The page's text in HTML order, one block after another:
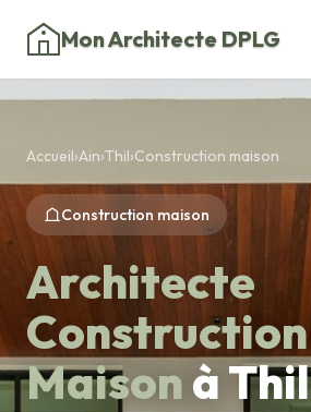
Mon Architecte DPLG
Accueil›Ain›Thil›Construction maison
Construction maison
Architecte
Construction
Maisonà Thil